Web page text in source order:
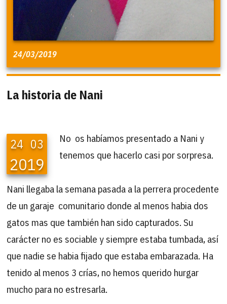
24/03/2019
La historia de Nani
24 03
2019
No os habíamos presentado a Nani y
tenemos que hacerlo casi por sorpresa.
Nani llegaba la semana pasada a la perrera procedente
de un garaje comunitario donde al menos habia dos
gatos mas que también han sido capturados. Su
carácter no es sociable y siempre estaba tumbada, así
que nadie se habia fijado que estaba embarazada. Ha
tenido al menos 3 crías, no hemos querido hurgar
mucho para no estresarla.